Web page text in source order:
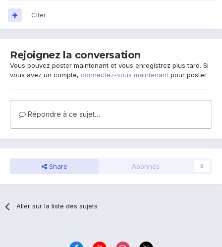
Citer
Rejoignez la conversation
Vous pouvez poster maintenant et vous enregistrez plus tard. Si
vous avez un compte, connectez-vous maintenant pour poster.
Répondre à ce sujet…
Share Abonnés 0
Aller sur la liste des sujets